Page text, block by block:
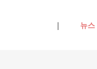
| 뉴스